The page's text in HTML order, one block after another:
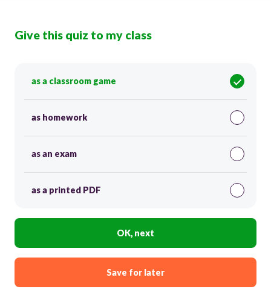
Give this quiz to my class
as a classroom game
as homework
as an exam
as a printed PDF
OK, next
Save for later